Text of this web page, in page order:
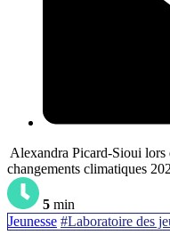
Alexandra Picard-Sioui lors
changements climatiques
5 min
Jeunesse #Laboratoire des